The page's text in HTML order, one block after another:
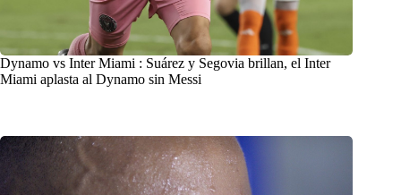
Dynamo vs Inter Miami : Suárez y Segovia brillan, el Inter
Miami aplasta al Dynamo sin Messi